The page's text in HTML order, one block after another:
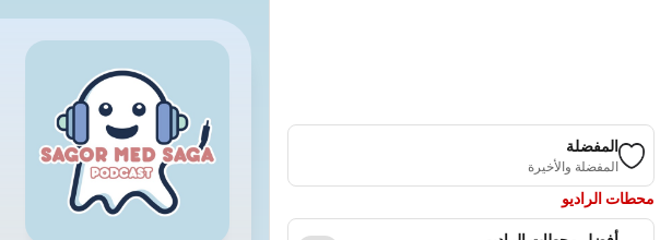
المفضلة
المفضلة والأخيرة
محطات الراديو